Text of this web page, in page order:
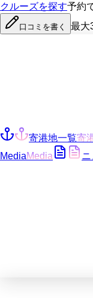
クルーズを探す予約
口コミを書く 最大
寄港地一覧寄
MediaMedia